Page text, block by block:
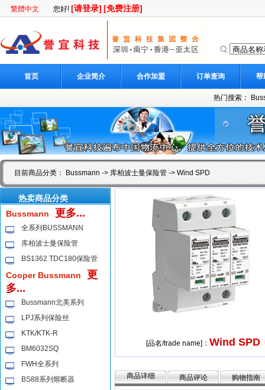
繁體中文 您好! [请登录] [免费注册]
首页 企业简介 合作加盟 订单查询 帮
热门搜索：
目前商品分类： Bussmann -> 库柏波士曼保险管 -> Wind SPD
热卖商品分类
Bussmann
更多...
全系列BUSSMANN
库柏波士曼保险管
BS1362 TDC180保险管
Cooper Bussmann
更
多...
Bussmann北美系列
LPJ系列保险丝
KTK/KTK-R
BM6032SQ
FWH全系列
BS88系列熔断器
[品名/trade name]： Wind SPD
商品详细 商品评论 购物指南